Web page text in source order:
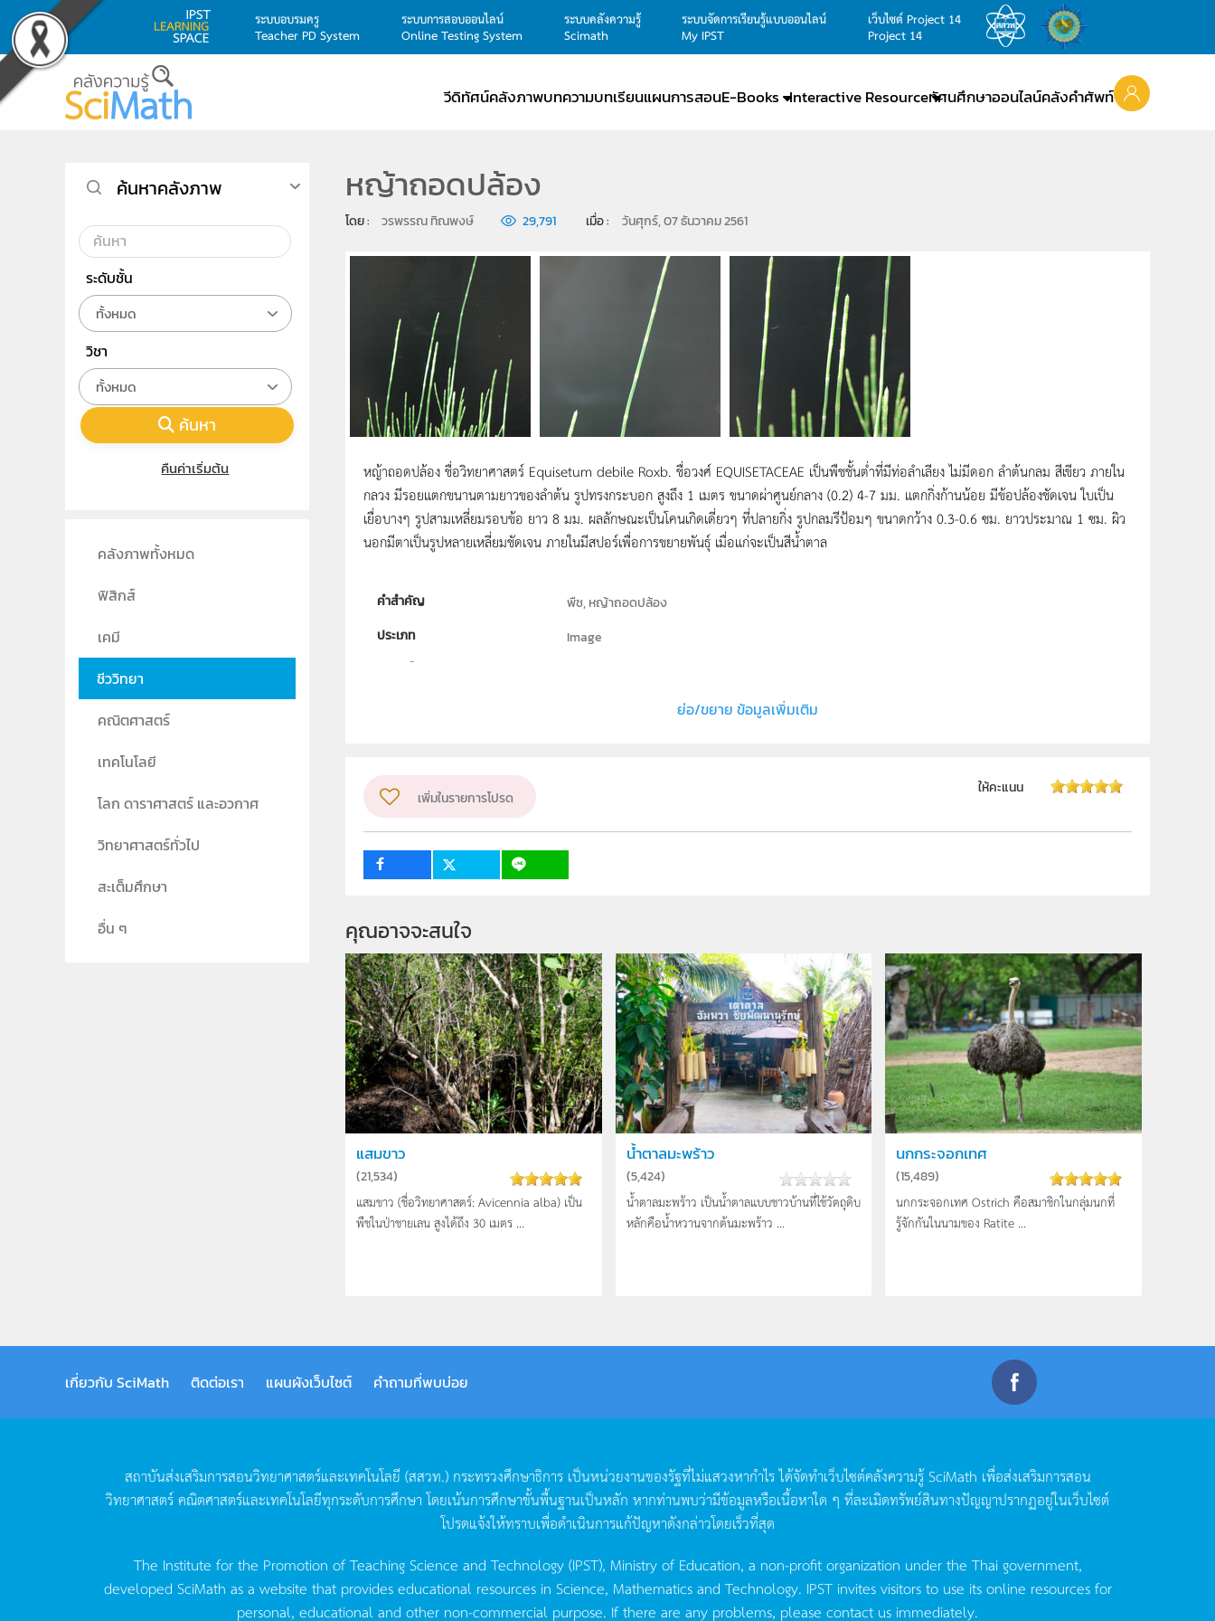
Skip to main content
ระบบอบรมครู
Teacher PD System
ระบบการสอบออนไลน์
Online Testing System
ระบบคลังความรู้
Scimath
ระบบจัดการเรียนรู้แบบออนไลน์
My IPST
เว็บไซต์ Project 14
Project 14
วีดิทัศน์คลังภาพบทความบทเรียนแผนการสอนE-Books Interactive Resourceทัศนศึกษาออนไลน์คลังคำศัพท์
หญ้าถอดปล้อง
โดย : วรพรรณ ทิณพงษ์ 29,791 เมื่อ : วันศุกร์, 07 ธันวาคม 2561
หญ้าถอดปล้อง ชื่อวิทยาศาสตร์ Equisetum debile Roxb. ชื่อวงศ์ EQUISETACEAE เป็นพืชชั้นต่ำที่มีท่อลำเลียง ไม่มีดอก ลำต้นกลม สีเขียว ภายใน
กลวง มีรอยแตกขนานตามยาวของลำต้น รูปทรงกระบอก สูงถึง 1 เมตร ขนาดผ่าศูนย์กลาง (0.2) 4-7 มม. แตกกิ่งก้านน้อย มีข้อปล้องชัดเจน ใบเป็น
เยื่อบางๆ รูปสามเหลี่ยมรอบข้อ ยาว 8 มม. ผลลักษณะเป็นโคนเกิดเดี่ยวๆ ที่ปลายกิ่ง รูปกลมรีป้อมๆ ขนาดกว้าง 0.3-0.6 ซม. ยาวประมาณ 1 ซม. ผิว
นอกมีตาเป็นรูปหลายเหลี่ยมชัดเจน ภายในมีสปอร์เพื่อการขยายพันธุ์ เมื่อแก่จะเป็นสีน้ำตาล
คำสำคัญ
พืช, หญ้าถอดปล้อง
ประเภท
Image
กลุ่มเป้าหมาย
ย่อ/ขยาย ข้อมูลเพิ่มเติม
เพิ่มในรายการโปรด
ให้คะแนน
คุณอาจจะสนใจ
แสมขาว
(21,534)
แสมขาว (ชื่อวิทยาศาสตร์: Avicennia alba) เป็น
พืชในป่าชายเลน สูงได้ถึง 30 เมตร ...
น้ำตาลมะพร้าว
(5,424)
น้ำตาลมะพร้าว เป็นน้ำตาลแบบชาวบ้านที่ใช้วัตถุดิบ
หลักคือน้ำหวานจากต้นมะพร้าว ...
นกกระจอกเทศ
(15,489)
นกกระจอกเทศ Ostrich คือสมาชิกในกลุ่มนกที่
รู้จักกันในนามของ Ratite ...
ค้นหาคลังภาพ
ระดับชั้น
ทั้งหมด
วิชา
ทั้งหมด
ค้นหา
คืนค่าเริ่มต้น
คลังภาพทั้งหมด
ฟิสิกส์
เคมี
ชีววิทยา
คณิตศาสตร์
เทคโนโลยี
โลก ดาราศาสตร์ และอวกาศ
วิทยาศาสตร์ทั่วไป
สะเต็มศึกษา
อื่น ๆ
เกี่ยวกับ SciMath ติดต่อเรา แผนผังเว็บไซต์ คำถามที่พบบ่อย
สถาบันส่งเสริมการสอนวิทยาศาสตร์และเทคโนโลยี (สสวท.) กระทรวงศึกษาธิการ เป็นหน่วยงานของรัฐที่ไม่แสวงหากำไรได้จัดทำเว็บไซต์คลังความรู้SciMath เพื่อส่งเสริมการสอน
วิทยาศาสตร์คณิตศาสตร์และเทคโนโลยีทุกระดับการศึกษา โดยเน้นการศึกษาขั้นพื้นฐานเป็นหลัก หากท่านพบว่ามีข้อมูลหรือเนื้อหาใด ๆ ที่ละเมิดทรัพย์สินทางปัญญาปรากฏอยู่ในเว็บไซต์
โปรดแจ้งให้ทราบเพื่อดำเนินการแก้ปัญหาดังกล่าวโดยเร็วที่สุด
The Institute for the Promotion of Teaching Science and Technology (IPST), Ministry of Education, a non-profit organization under the Thai government,
developed SciMath as a website that provides educational resources in Science, Mathematics and Technology. IPST invites visitors to use its online resources for
personal, educational and other non-commercial purpose. If there are any problems, please contact us immediately.